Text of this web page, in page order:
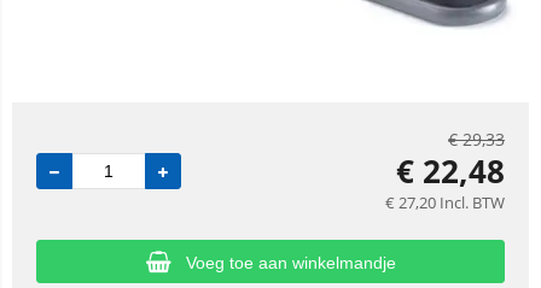
€29,33
€ 22,48
€ 27,20 Incl. BTW
Voeg toe aan winkelmandje